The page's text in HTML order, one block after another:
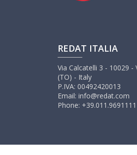
REDAT ITALIA
Via Calcatelli 3 - 10029 -
(TO) - Italy
P.IVA: 00492420013
Email: info@redat.com
Phone: +39.011.9691111